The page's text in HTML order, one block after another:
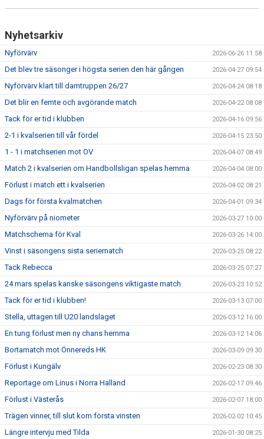
Nyhetsarkiv
Nyförvärv 2026-06-26 11:58
Det blev tre säsonger i högsta serien den här gången 2026-04-27 09:54
Nyförvärv klart till damtruppen 26/27 2026-04-24 08:18
Det blir en femte och avgörande match 2026-04-22 08:08
Tack för er tid i klubben 2026-04-16 09:56
2-1 i kvalserien till vår fördel 2026-04-15 23:50
1 - 1 i matchserien mot OV 2026-04-07 08:49
Match 2 i kvalserien om Handbollsligan spelas hemma 2026-04-04 08:00
Förlust i match ett i kvalserien 2026-04-02 08:21
Dags för första kvalmatchen 2026-04-01 09:34
Nyförvärv på niometer 2026-03-27 10:00
Matchschema för Kval 2026-03-26 14:00
Vinst i säsongens sista seriematch 2026-03-25 08:22
Tack Rebecca 2026-03-25 07:27
24 mars spelas kanske säsongens viktigaste match 2026-03-23 10:52
Tack för er tid i klubben! 2026-03-13 07:00
Stella, uttagen till U20 landslaget 2026-03-12 16:00
En tung förlust men ny chans hemma 2026-03-12 14:06
Bortamatch mot Önnereds HK 2026-03-09 09:30
Förlust i Kungälv 2026-02-23 08:30
Reportage om Linus i Norra Halland 2026-02-17 09:46
Förlust i Västerås 2026-02-07 18:00
Trägen vinner, till slut kom första vinsten 2026-02-02 10:45
Längre intervju med Tilda 2026-01-30 08:25